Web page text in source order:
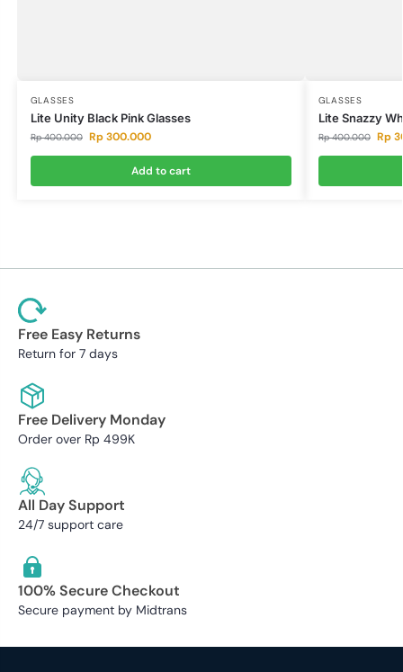
GLASSES
Lite Unity Black Pink Glasses
Rp400.000 Rp300.000
Add to cart
GLASSES
Lite Snazzy
Rp400.000 Rp
Free Easy Returns
Return for 7 days
Free Delivery Monday
Order over Rp 499K
All Day Support
24/7 support care
100% Secure Checkout
Secure payment by Midtrans